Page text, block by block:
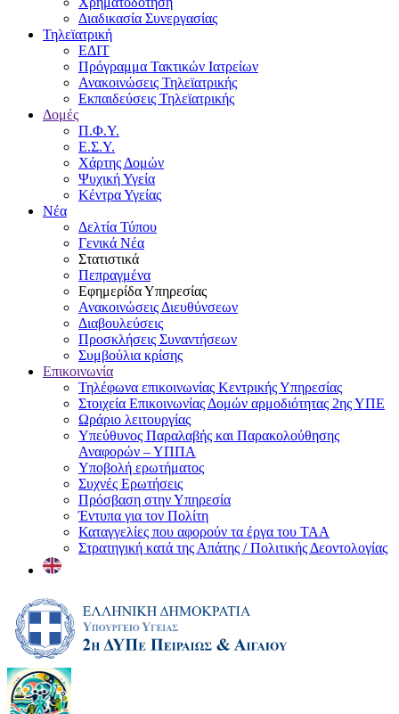
Διαδικασία Συνεργασίας
Τηλεϊατρική
ΕΔΙΤ
Πρόγραμμα Τακτικών Ιατρείων
Ανακοινώσεις Τηλεϊατρικής
Εκπαιδεύσεις Τηλεϊατρικής
Δομές
Π.Φ.Υ.
Ε.Σ.Υ.
Χάρτης Δομών
Ψυχική Υγεία
Κέντρα Υγείας
Νέα
Δελτία Τύπου
Γενικά Νέα
Στατιστικά
Πεπραγμένα
Εφημερίδα Υπηρεσίας
Ανακοινώσεις Διευθύνσεων
Διαβουλεύσεις
Προσκλήσεις Συναντήσεων
Συμβούλια κρίσης
Επικοινωνία
Τηλέφωνα επικοινωνίας Κεντρικής Υπηρεσίας
Στοιχεία Επικοινωνίας Δομών αρμοδιότητας 2ης ΥΠΕ
Ωράριο λειτουργίας
Υπεύθυνος Παραλαβής και Παρακολούθησης
Αναφορών – ΥΠΠΑ
Υποβολή ερωτήματος
Συχνές Ερωτήσεις
Πρόσβαση στην Υπηρεσία
Έντυπα για τον Πολίτη
Καταγγελίες που αφορούν τα έργα του ΤΑΑ
Στρατηγική κατά της Απάτης / Πολιτικής Δεοντολογίας